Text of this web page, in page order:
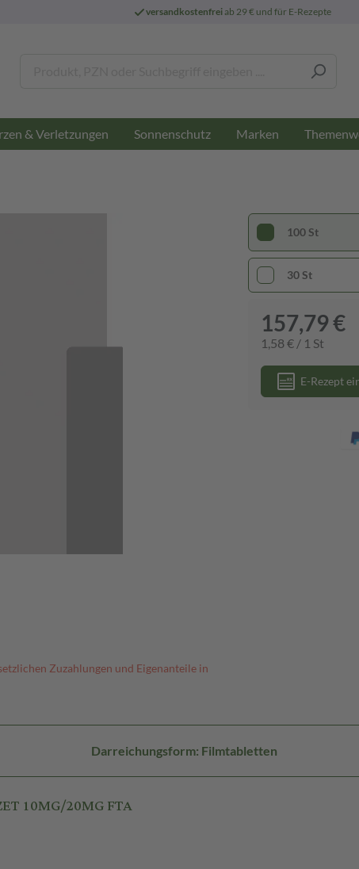
versandkostenfreiab 29 € und für E-Rezepte
& Verletzungen Sonnenschutz Marken
Zuzahlungen und Eigenanteile in
100 St
30 St
157,79 €
1,58 € / 1 St
E-Rezept
Darreichungsform: Filmtabletten
10MG/20MG FTA